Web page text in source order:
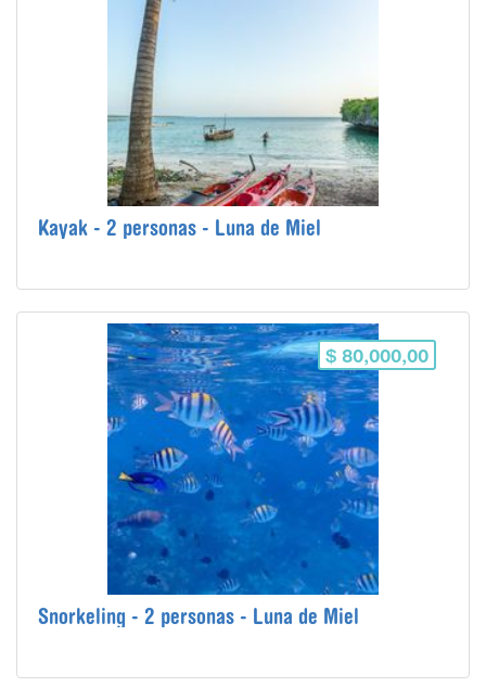
Kayak - 2 personas - Luna de Miel
$ 80,000,00
Snorkeling - 2 personas - Luna de Miel